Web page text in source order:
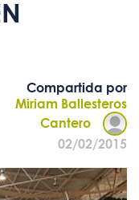
Compartida por
Miriam Ballesteros
Cantero
02/02/2015